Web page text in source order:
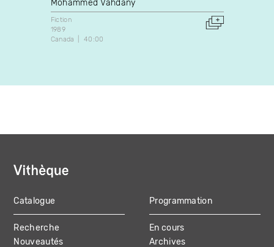
Mohammed Vahdany
Fiction
1989
Canada
40:00
MAIN
NAVIGATION
Catalogue
Recherche
Nouveautés
Programmation
En cours
Archives